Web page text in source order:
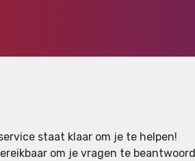
staat klaar om je te helpen!
om je vragen te